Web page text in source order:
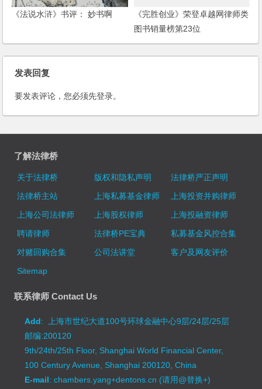
《法说水浒》书评： 妙书啊
《完胜创业》荣登卓越网律师类
图书销量榜第23位
发表回复
要发表评论，您必须先登录。
了解法律桥
关于法律桥 版权和隐私声明
法律桥严正声明
法律桥主站
上海私募基金律师
上海投资并购律师
上海公司法律师
上海股权律师
上海投融资律师
聘请律师
法律桥PE宝典
私募基金风控合集
对赌回购合集
公司法讲堂
客户及网友评价
Sitemap
联系律师 Contact Us
Add: 上海市世纪大道100号环球金融中心9层/24层/25层
邮编:200120
9th/24th/25th Floor, Shanghai World Financial Center,
100 Century Avenue, Shanghai 200120, China
E-mail: chambers.yang+dentons.cn (请用@替换+)